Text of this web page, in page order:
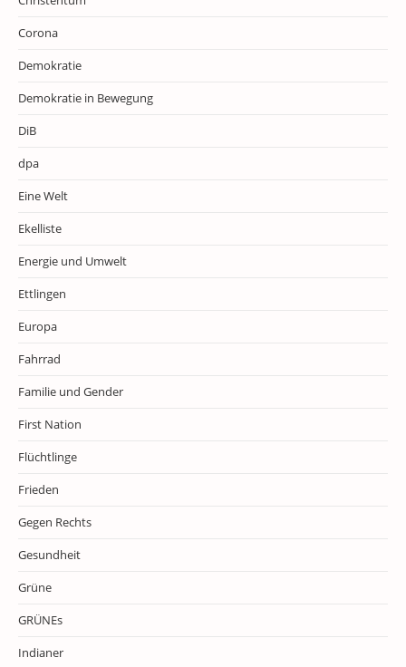
Corona
Demokratie
Demokratie in Bewegung
DiB
dpa
Eine Welt
Ekelliste
Energie und Umwelt
Ettlingen
Europa
Fahrrad
Familie und Gender
First Nation
Flüchtlinge
Frieden
Gegen Rechts
Gesundheit
Grüne
GRÜNEs
Indianer